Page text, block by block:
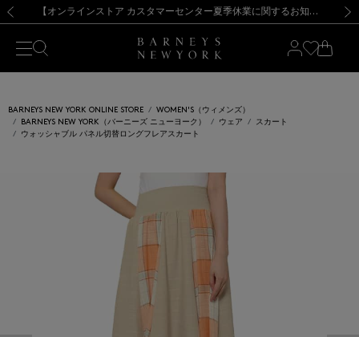
新規登録のお客様も対象！＜MY BARNEYS＞会員のお客様は11,000円（税込）以上のお買上げで常時送料無料！お買い物の際は会員登録を！
【夏季休業に伴う出荷一時停止のお知らせ】(2026.8.7) 【オンラインストア カスタマーセンター夏季休業に関するお知らせ】（2026.8.7）
【夏季休業に伴う返品・交換承り一時停止のお知らせ】（2026.8.5）
熊本県を中心とした地震の影響によるお荷物のお届けについて
【開催中】SUMMER SALEのご案内・ご注意事項 新規登録のお客様も対象！＜MY BARNEYS＞会員のお客様は11,000円（税込）以上のお買上げで常時送料無料！お買い物の際は会員登録を！
【夏季休業に伴う出荷一時停止のお知らせ】(2026.8.7)
BARNEYS NEW YORK ONLINE STORE
WOMEN'S（ウィメンズ）
BARNEYS NEW YORK（バーニーズ ニューヨーク）
ウェア
スカート
ウォッシャブル パネル切替ロングフレアスカート